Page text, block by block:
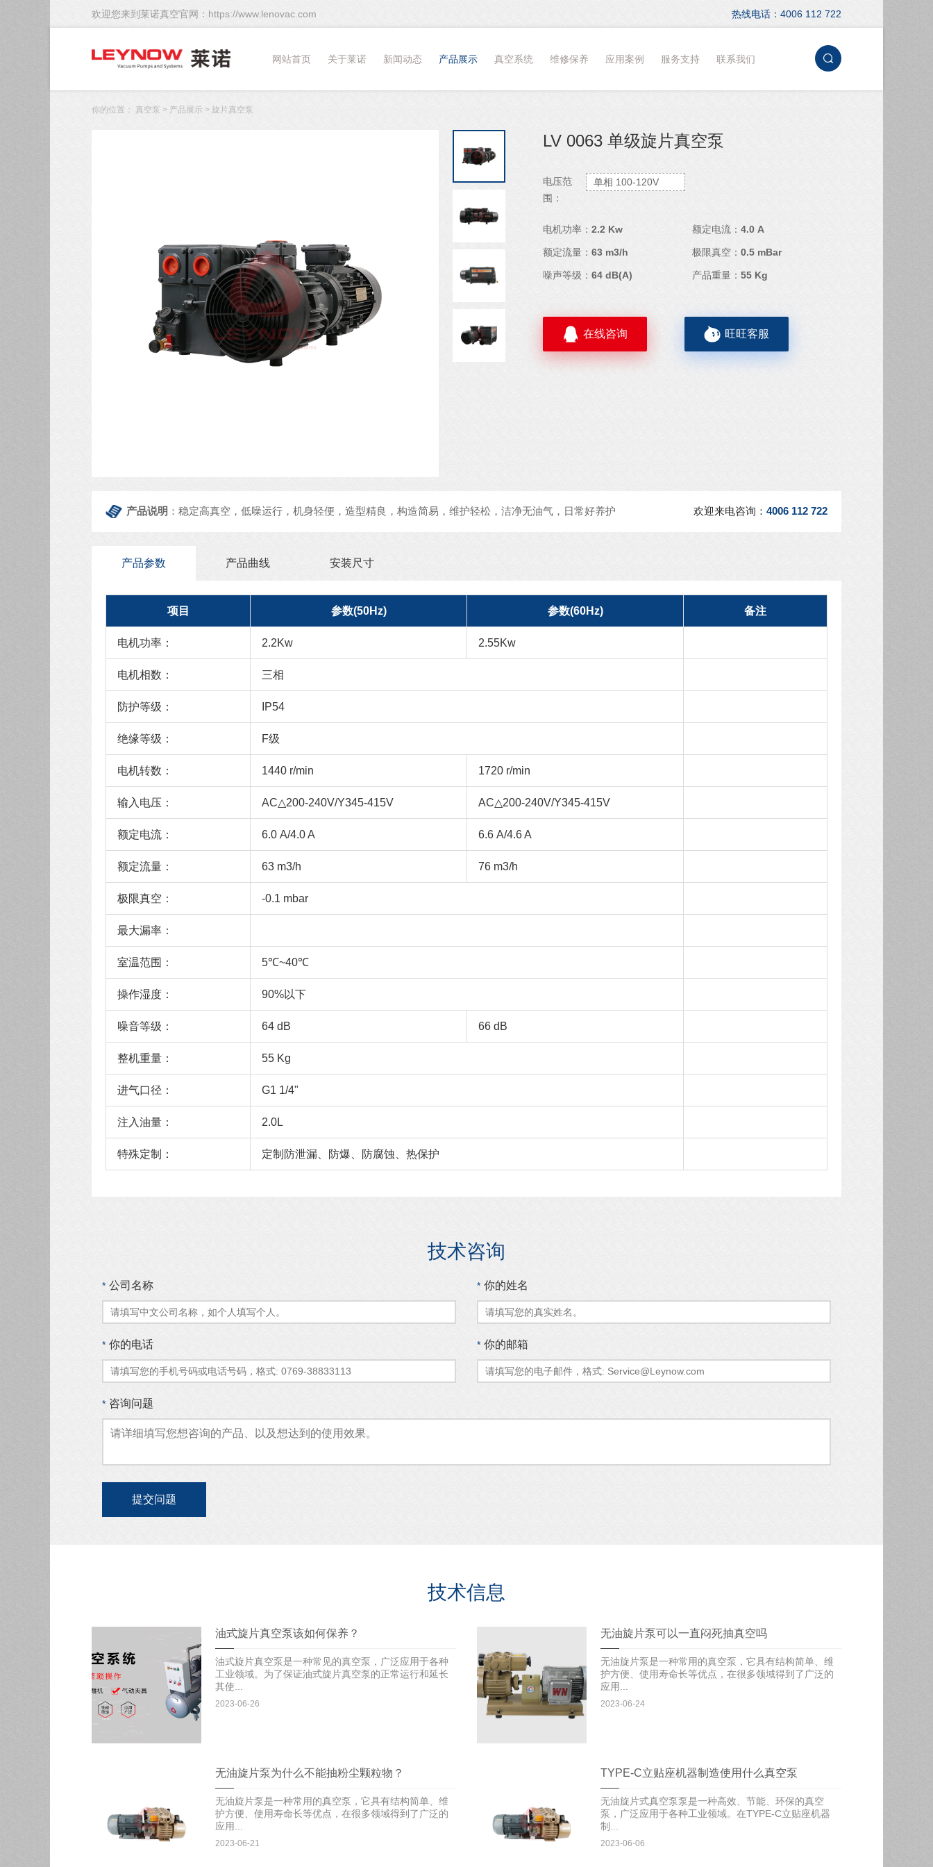
欢迎您来到莱诺真空官网：https://www.lenovac.com 热线电话：4006 112 722
网站首页 关于莱诺 新闻动态 产品展示 真空系统 维修保养 应用案例 服务支持 联系我们
你的位置： 真空泵 > 产品展示 > 旋片真空泵
LV 0063 单级旋片真空泵
电压范
围：
单相 100-120V
电机功率： 2.2 Kw 额定电流： 4.0 A
额定流量： 63 m3/h 极限真空： 0.5 mBar
噪声等级： 64 dB(A) 产品重量： 55 Kg
在线咨询 旺旺客服
产品说明 ：稳定高真空，低噪运行，机身轻便，造型精良，构造简易，维护轻松，洁净无油气，日常好养护 欢迎来电咨询： 4006 112 722
产品参数 产品曲线 安装尺寸
项目 参数(50Hz) 参数(60Hz) 备注
电机功率： 2.2Kw 2.55Kw
电机相数： 三相
防护等级： IP54
绝缘等级： F级
电机转数： 1440 r/min 1720 r/min
输入电压： AC△200-240V/Y345-415V AC△200-240V/Y345-415V
额定电流： 6.0 A/4.0 A 6.6 A/4.6 A
额定流量： 63 m3/h 76 m3/h
极限真空： -0.1 mbar
最大漏率：
室温范围： 5℃~40℃
操作湿度： 90%以下
噪音等级： 64 dB 66 dB
整机重量： 55 Kg
进气口径： G1 1/4"
注入油量： 2.0L
特殊定制： 定制防泄漏、防爆、防腐蚀、热保护
技术咨询
* 公司名称 * 你的姓名
* 你的电话 * 你的邮箱
* 咨询问题
技术信息
油式旋片真空泵该如何保养？
油式旋片真空泵是一种常见的真空泵，广泛应用于各种
工业领域。为了保证油式旋片真空泵的正常运行和延长
其使...
2023-06-26
无油旋片泵可以一直闷死抽真空吗
无油旋片泵是一种常用的真空泵，它具有结构简单、维
护方便、使用寿命长等优点，在很多领域得到了广泛的
应用...
2023-06-24
无油旋片泵为什么不能抽粉尘颗粒物？
无油旋片泵是一种常用的真空泵，它具有结构简单、维
护方便、使用寿命长等优点，在很多领域得到了广泛的
应用...
2023-06-21
TYPE-C立贴座机器制造使用什么真空泵
无油旋片式真空泵泵是一种高效、节能、环保的真空
泵，广泛应用于各种工业领域。在TYPE-C立贴座机器
制...
2023-06-06